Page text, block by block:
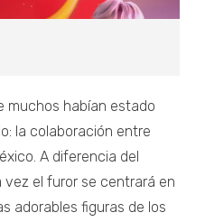
muchos habían estado
la colaboración entre
A diferencia del
vez el furor se centrará en
adorables figuras de los